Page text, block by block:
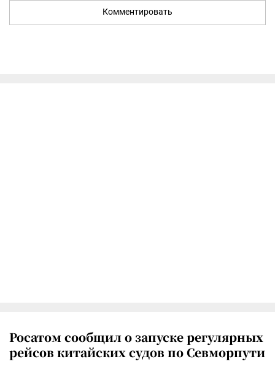
Комментировать
Росатом сообщил о запуске регулярных
рейсов китайских судов по Севморпути